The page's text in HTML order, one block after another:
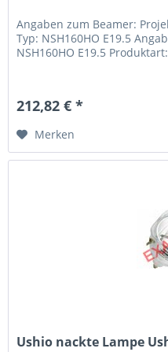
Angaben zum Beamer:
Typ: NSH160HO E19.5
NSH160HO E19.5
212,82 € *
Merken
Ushio nackte Lampe